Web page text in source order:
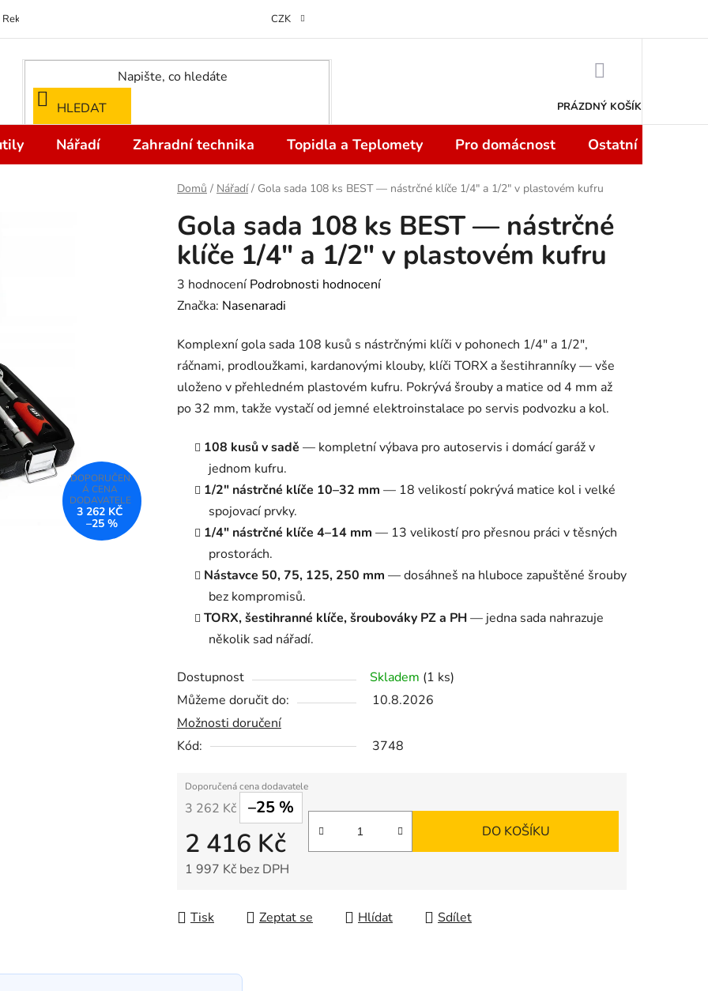
Reklamace Odstoupení od kupní smlouvy do 14 dní
CZK
HLEDAT PRÁZDNÝ KOŠÍK
Nářadí Zahradní technika Topidla a Teplomety Pro domácnost Ostatní
Domů / Nářadí / Gola sada 108 ks BEST — nástrčné klíče 1/4" a 1/2" v plastovém kufru
Gola sada 108 ks BEST — nástrčné
klíče 1/4" a 1/2" v plastovém kufru
Průměrné
hodnocení
je
4,0
z
5
3 hodnocení Podrobnosti hodnocení
Značka: Nasenaradi
Komplexní gola sada 108 kusů s nástrčnými klíči v pohonech 1/4" a 1/2",
ráčnami, prodloužkami, kardanovými klouby, klíči TORX a šestihranníky — vše
uloženo v přehledném plastovém kufru. Pokrývá šrouby a matice od 4 mm až
po 32 mm, takže vystačí od jemné elektroinstalace po servis podvozku a kol.
108 kusů v sadě — kompletní výbava pro autoservis i domácí garáž v
jednom kufru.
1/2" nástrčné klíče 10–32 mm — 18 velikostí pokrývá matice kol i velké
spojovací prvky.
1/4" nástrčné klíče 4–14 mm — 13 velikostí pro přesnou práci v těsných
prostorách.
Nástavce 50, 75, 125, 250 mm — dosáhneš na hluboce zapuštěné šrouby
bez kompromisů.
TORX, šestihranné klíče, šroubováky PZ a PH— jedna sada nahrazuje
několik sad nářadí.
Dostupnost Skladem (1 ks)
Můžeme doručit do:
10.8.2026
Možnosti doručení
Kód:
3748
3 262 Kč –25 %
2 416 Kč
1 997 Kč bez DPH
DO KOŠÍKU
Tisk Zeptat se Hlídat Sdílet
3 262 KČ
–25 %